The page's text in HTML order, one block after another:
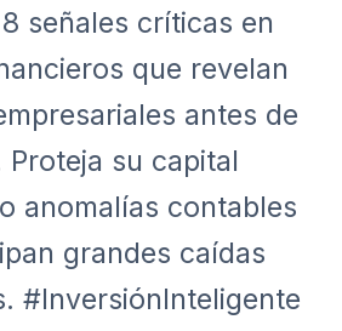
señales críticas en
que revelan
antes de
Proteja su capital
anomalías contables
grandes caídas
#InversiónInteligente